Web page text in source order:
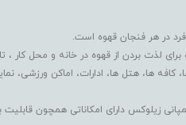
در هر فنجان قهوه است.
لذت بردن از قهوه در خانه و محل کار ،
کافه ها، هتل ها، ادارات، اماکن ورزشی،
زیلوکس دارای امکاناتی همچون قابلیت